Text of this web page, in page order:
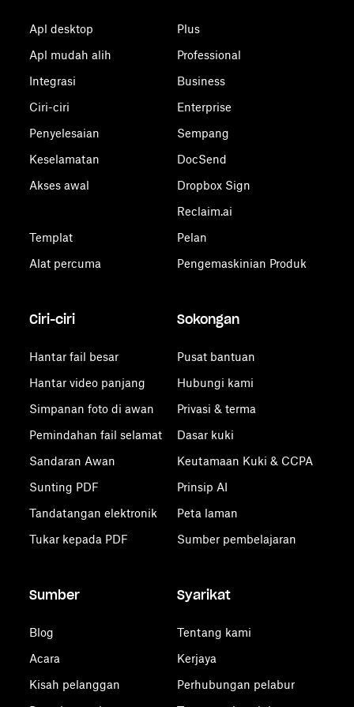
Apl desktop
Apl mudah alih
Integrasi
Ciri-ciri
Penyelesaian
Keselamatan
Akses awal
Templat
Alat percuma
Plus
Professional
Business
Enterprise
Sempang
DocSend
Dropbox Sign
Reclaim.ai
Pelan
Pengemaskinian Produk
Ciri-ciri
Hantar fail besar
Hantar video panjang
Simpanan foto di awan
Pemindahan fail selamat
Sandaran Awan
Sunting PDF
Tandatangan elektronik
Tukar kepada PDF
Sokongan
Pusat bantuan
Hubungi kami
Privasi & terma
Dasar kuki
Keutamaan Kuki & CCPA
Prinsip AI
Peta laman
Sumber pembelajaran
Sumber
Blog
Acara
Kisah pelanggan
Syarikat
Tentang kami
Kerjaya
Perhubungan pelabur